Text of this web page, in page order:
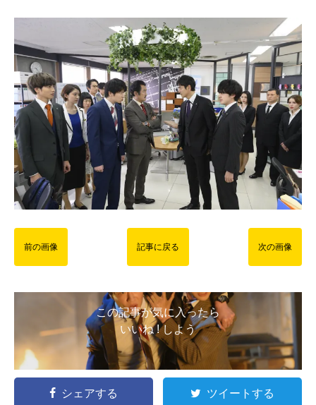
前の画像 記事に戻る 次の画像
この記事が気に入ったら
いいね ! しよう
シェアする ツイートする